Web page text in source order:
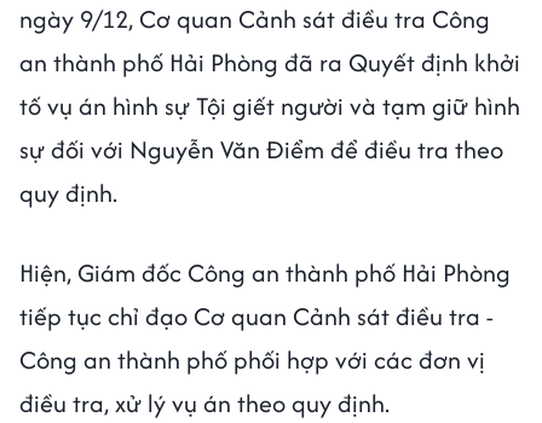
ngày 9/12, Cơ quan Cảnh sát điều tra Công
an thành phố Hải Phòng đã ra Quyết định khởi
tố vụ án hình sự Tội giết người và tạm giữ hình
sự đối với Nguyễn Văn Điểm để điều tra theo
quy định.
Hiện, Giám đốc Công an thành phố Hải Phòng
tiếp tục chỉ đạo Cơ quan Cảnh sát điều tra -
Công an thành phố phối hợp với các đơn vị
điều tra, xử lý vụ án theo quy định.